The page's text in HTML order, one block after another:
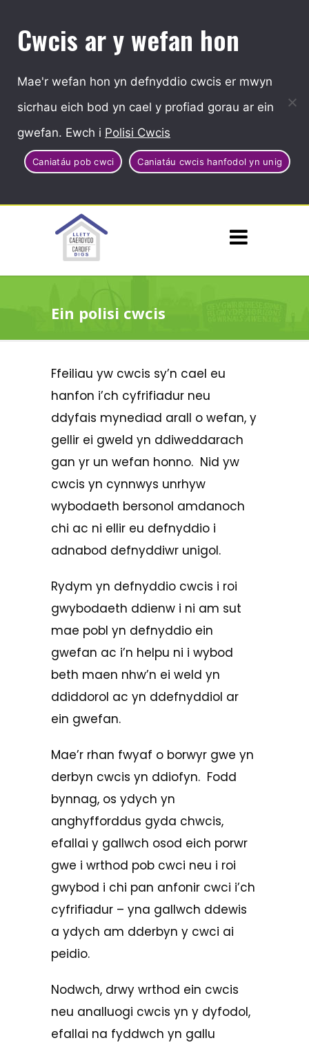
Cwcis ar y wefan hon
Mae'r wefan hon yn defnyddio cwcis er mwyn
sicrhau eich bod yn cael y profiad gorau ar ein
gwefan. Ewch i Polisi Cwcis
Caniatáu pob cwci Caniatáu cwcis hanfodol yn unig
Ein polisi cwcis
Ffeiliau yw cwcis sy’n cael eu
hanfon i’ch cyfrifiadur neu
ddyfais mynediad arall o wefan, y
gellir ei gweld yn ddiweddarach
gan yr un wefan honno. Nid yw
cwcis yn cynnwys unrhyw
wybodaeth bersonol amdanoch
chi ac ni ellir eu defnyddio i
adnabod defnyddiwr unigol.
Rydym yn defnyddio cwcis i roi
gwybodaeth ddienw i ni am sut
mae pobl yn defnyddio ein
gwefan ac i’n helpu ni i wybod
beth maen nhw’n ei weld yn
ddiddorol ac yn ddefnyddiol ar
ein gwefan.
Mae’r rhan fwyaf o borwyr gwe yn
derbyn cwcis yn ddiofyn. Fodd
bynnag, os ydych yn
anghyfforddus gyda chwcis,
efallai y gallwch osod eich porwr
gwe i wrthod pob cwci neu i roi
gwybod i chi pan anfonir cwci i’ch
cyfrifiadur – yna gallwch ddewis
a ydych am dderbyn y cwci ai
peidio.
Nodwch, drwy wrthod ein cwcis
neu analluogi cwcis yn y dyfodol,
efallai na fyddwch yn gallu